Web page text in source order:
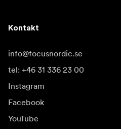
Kontakt
info@focusnordic.se
tel: +46 31 336 23 00
Instagram
Facebook
YouTube